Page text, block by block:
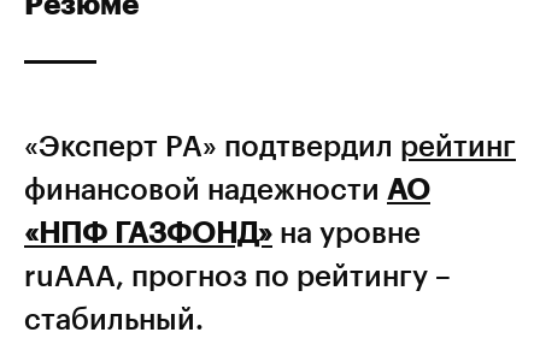
«Эксперт РА» подтвердил рейтинг
финансовой надежности АО
«НПФ ГАЗФОНД» на уровне
ruAAA, прогноз по рейтингу –
стабильный.